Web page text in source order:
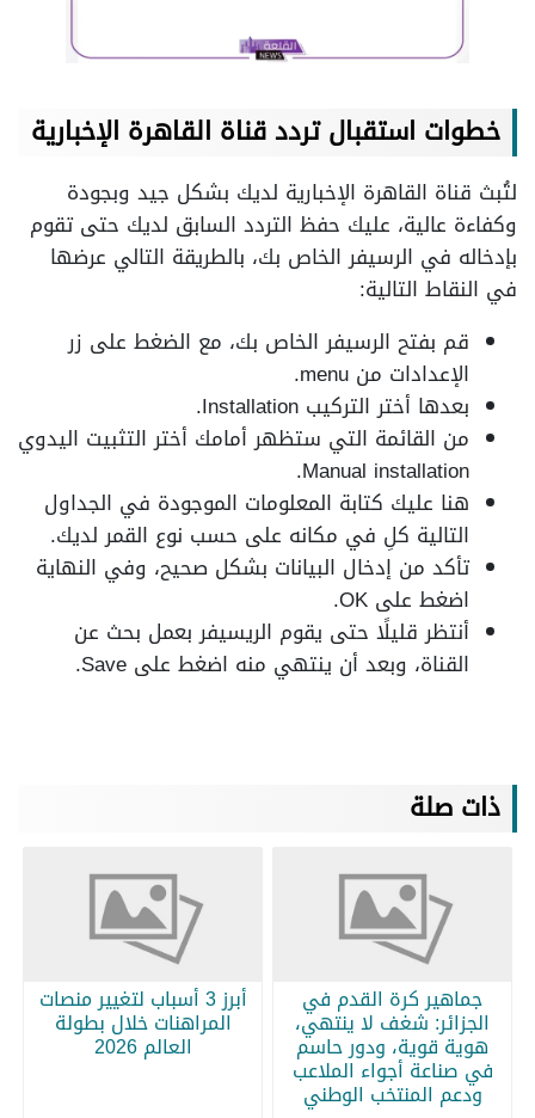
خطوات استقبال تردد قناة القاهرة الإخبارية
لتُبث قناة القاهرة الإخبارية لديك بشكل جيد وبجودة
وكفاءة عالية، عليك حفظ التردد السابق لديك حتى تقوم
بإدخاله في الرسيفر الخاص بك، بالطريقة التالي عرضها
في النقاط التالية:
قم بفتح الرسيفر الخاص بك، مع الضغط على زر
الإعدادات من menu.
بعدها أختر التركيب Installation.
من القائمة التي ستظهر أمامك أختر التثبيت اليدوي
Manual installation.
هنا عليك كتابة المعلومات الموجودة في الجداول
التالية كلِ في مكانه على حسب نوع القمر لديك.
تأكد من إدخال البيانات بشكل صحيح، وفي النهاية
اضغط على OK.
أنتظر قليلًا حتى يقوم الريسيفر بعمل بحث عن
القناة، وبعد أن ينتهي منه اضغط على Save.
ذات صلة
جماهير كرة القدم في
الجزائر: شغف لا ينتهي،
هوية قوية، ودور حاسم
في صناعة أجواء الملاعب
ودعم المنتخب الوطني
أبرز 3 أسباب لتغيير منصات
المراهنات خلال بطولة
العالم 2026